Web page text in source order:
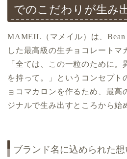
でのこだわりが生み
MAMEIL（マメイル）は、Bean
した最高級の生チョコレートマ
「全ては、この一粒のために。
を持って。」というコンセプト
ョコマカロンを作るため、最高
ジナルで生み出すところから始
ブランド名に込められた想